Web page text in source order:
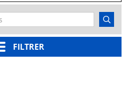
FILTRER